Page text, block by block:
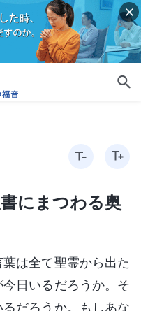
にまつわる奥
は全て聖霊から出た
日いるだろうか。そ
だろうか。もしあな